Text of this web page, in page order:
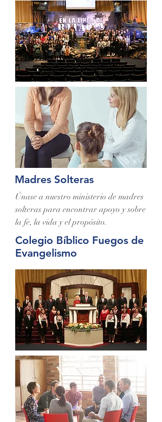
Madres Solteras
Únase a nuestro ministerio de madres
solteras para encontrar apoyo y sobre
la fe, la vida y el propósito.
Colegio Bíblico Fuegos de
Evangelismo